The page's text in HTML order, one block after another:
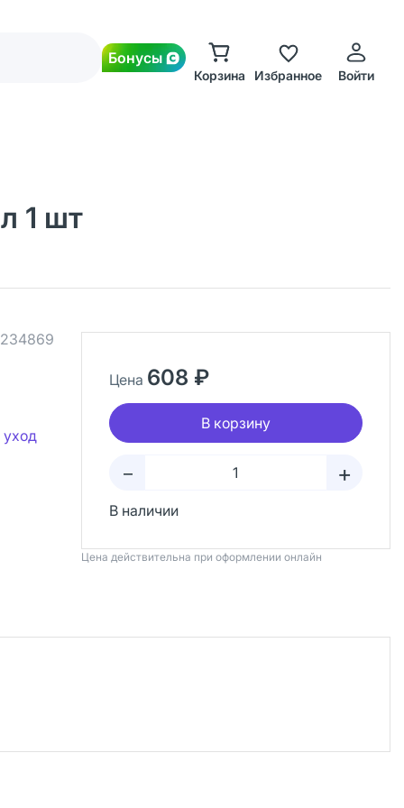
Бонусы
Корзина Избранное Войти
1 шт
234869
Цена 608 ₽
В корзину
– +
В наличии
Цена действительна при оформлении онлайн